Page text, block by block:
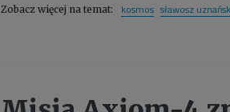
Zobacz więcej na temat: kosmos sławosz